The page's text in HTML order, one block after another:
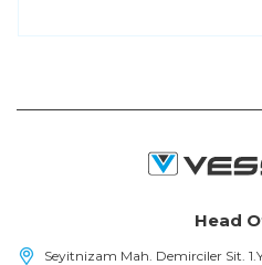
Head
Seyitnizam Mah. Demirciler Sit.